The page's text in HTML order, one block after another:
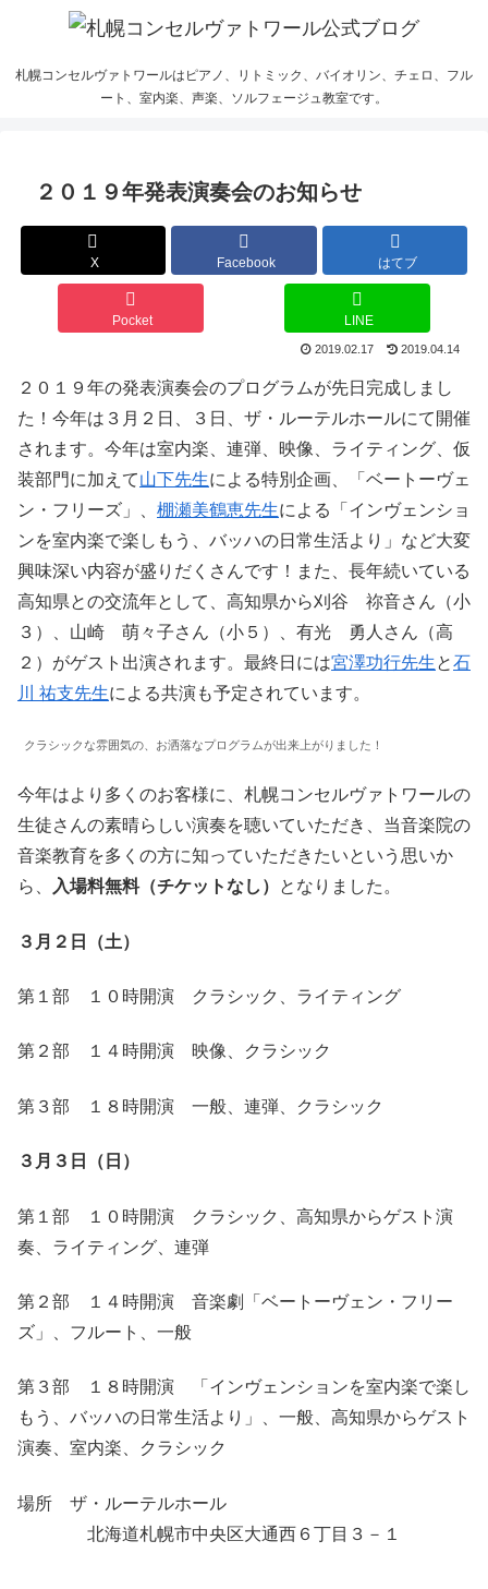
札幌コンセルヴァトワールはピアノ、リトミック、バイオリン、チェロ、フル
ート、室内楽、声楽、ソルフェージュ教室です。
２０１９年発表演奏会のお知らせ
X Facebook はてブ
Pocket LINE
2019.02.17 2019.04.14
２０１９年の発表演奏会のプログラムが先日完成しまし
た！今年は３月２日、３日、ザ・ルーテルホールにて開催
されます。今年は室内楽、連弾、映像、ライティング、仮
装部門に加えて山下先生による特別企画、「ベートーヴェ
ン・フリーズ」、 棚瀬美鶴恵先生による「インヴェンショ
ンを室内楽で楽しもう、バッハの日常生活より」など大変
興味深い内容が盛りだくさんです！また、長年続いている
高知県との交流年として、高知県から刈谷 祢音さん（小
３）、山崎 萌々子さん（小５）、有光 勇人さん（高
２）がゲスト出演されます。最終日には宮澤功行先生と石
川 祐支先生による共演も予定されています。
クラシックな雰囲気の、お洒落なプログラムが出来上がりました！
今年はより多くのお客様に、札幌コンセルヴァトワールの
生徒さんの素晴らしい演奏を聴いていただき、当音楽院の
音楽教育を多くの方に知っていただきたいという思いか
ら、
入場料無料（チケットなし） となりました。
３月２日（土）
第１部 １０時開演 クラシック、ライティング
第２部 １４時開演 映像、クラシック
第３部 １８時開演 一般、連弾、クラシック
３月３日（日）
第１部 １０時開演 クラシック、高知県からゲスト演
奏、ライティング、連弾
第２部 １４時開演 音楽劇「ベートーヴェン・フリー
ズ」、フルート、一般
第３部 １８時開演 「インヴェンションを室内楽で楽し
もう、バッハの日常生活より」、一般、高知県からゲスト
演奏、室内楽、クラシック
場所 ザ・ルーテルホール
北海道札幌市中央区大通西６丁目３－１